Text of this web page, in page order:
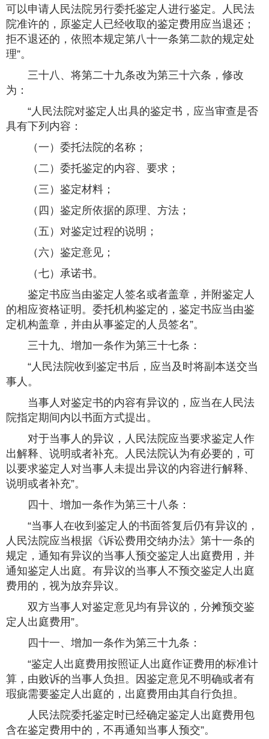
可以申请人民法院另行委托鉴定人进行鉴定。人民法
院准许的，原鉴定人已经收取的鉴定费用应当退还；
拒不退还的，依照本规定第八十一条第二款的规定处
理”。
三十八、将第二十九条改为第三十六条，修改
为：
“人民法院对鉴定人出具的鉴定书，应当审查是否
具有下列内容：
（一）委托法院的名称；
（二）委托鉴定的内容、要求；
（三）鉴定材料；
（四）鉴定所依据的原理、方法；
（五）对鉴定过程的说明；
（六）鉴定意见；
（七）承诺书。
鉴定书应当由鉴定人签名或者盖章，并附鉴定人
的相应资格证明。委托机构鉴定的，鉴定书应当由鉴
定机构盖章，并由从事鉴定的人员签名”。
三十九、增加一条作为第三十七条：
“人民法院收到鉴定书后，应当及时将副本送交当
事人。
当事人对鉴定书的内容有异议的，应当在人民法
院指定期间内以书面方式提出。
对于当事人的异议，人民法院应当要求鉴定人作
出解释、说明或者补充。人民法院认为有必要的，可
以要求鉴定人对当事人未提出异议的内容进行解释、
说明或者补充”。
四十、增加一条作为第三十八条：
“当事人在收到鉴定人的书面答复后仍有异议的，
人民法院应当根据《诉讼费用交纳办法》第十一条的
规定，通知有异议的当事人预交鉴定人出庭费用，并
通知鉴定人出庭。有异议的当事人不预交鉴定人出庭
费用的，视为放弃异议。
双方当事人对鉴定意见均有异议的，分摊预交鉴
定人出庭费用”。
四十一、增加一条作为第三十九条：
“鉴定人出庭费用按照证人出庭作证费用的标准计
算，由败诉的当事人负担。因鉴定意见不明确或者有
瑕疵需要鉴定人出庭的，出庭费用由其自行负担。
人民法院委托鉴定时已经确定鉴定人出庭费用包
含在鉴定费用中的，不再通知当事人预交”。